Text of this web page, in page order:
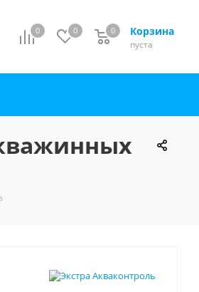
0 0 Корзина
0
пуста
0